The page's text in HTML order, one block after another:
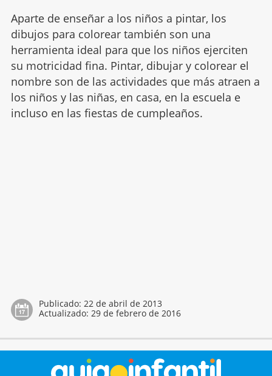
Aparte de enseñar a los niños a pintar, los
dibujos para colorear también son una
herramienta ideal para que los niños ejerciten
su motricidad fina. Pintar, dibujar y colorear el
nombre son de las actividades que más atraen a
los niños y las niñas, en casa, en la escuela e
incluso en las fiestas de cumpleaños.
Publicado: 22 de abril de 2013
Actualizado: 29 de febrero de 2016